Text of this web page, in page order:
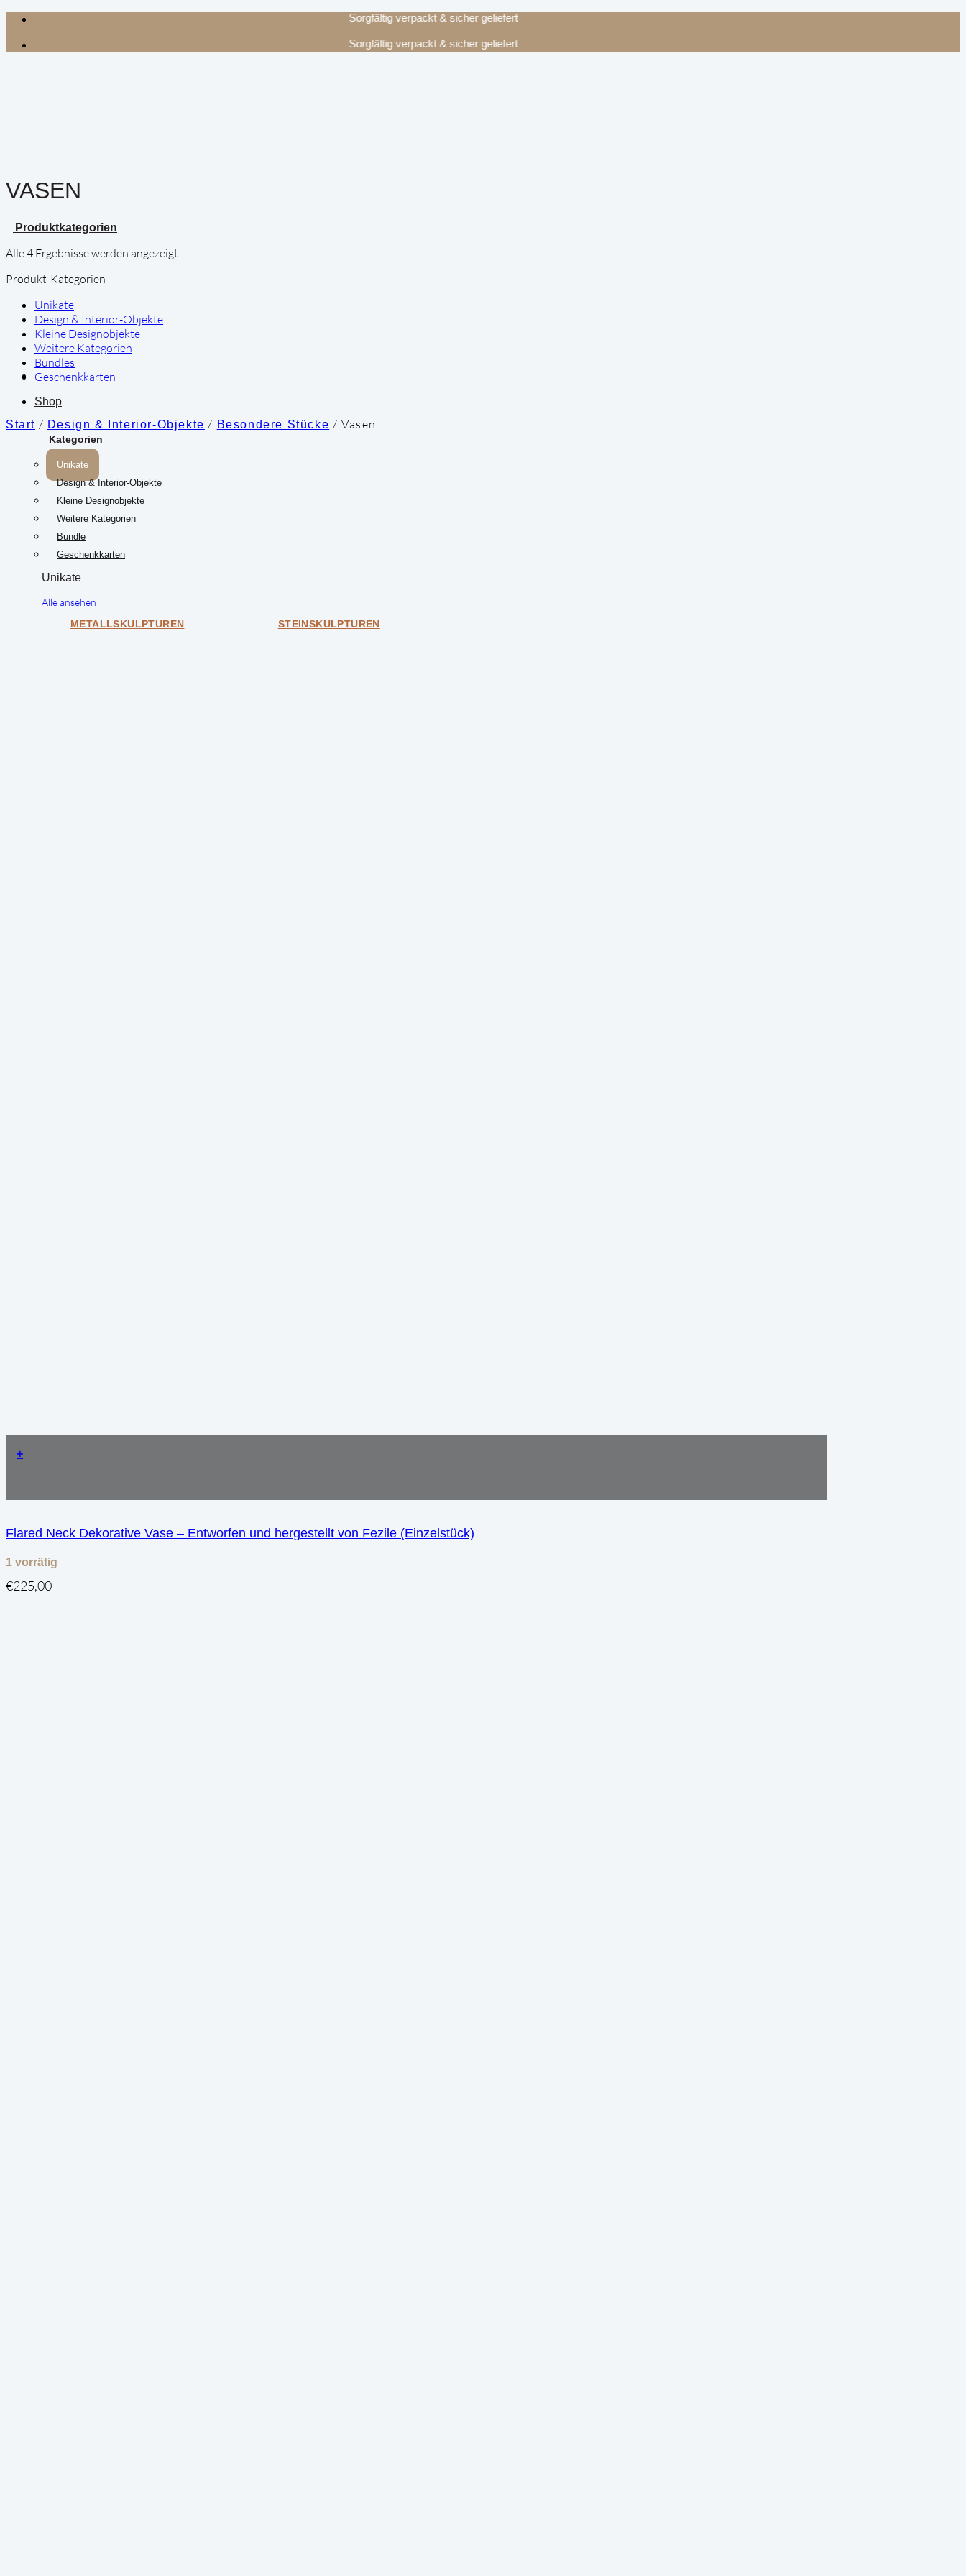
Zum
springen
Sorgfältig verpackt & sicher geliefert
Sorgfältig verpackt & sicher geliefert
Shop
Kategorien
Unikate
Design & Interior-Objekte
Kleine Designobjekte
Weitere Kategorien
Bundle
Geschenkkarten
Unikate
Alle ansehen
METALLSKULPTUREN STEINSKULPTUREN
VASEN
Produktkategorien
Alle 4 Ergebnisse werden angezeigt
Produkt-Kategorien
Unikate
Design & Interior-Objekte
Kleine Designobjekte
Weitere Kategorien
Bundles
Geschenkkarten
Start / Design & Interior-Objekte / Besondere Stücke / Vasen
+
Flared Neck Dekorative Vase – Entworfen und hergestellt von Fezile (Einzelstück)
1 vorrätig
€225,00